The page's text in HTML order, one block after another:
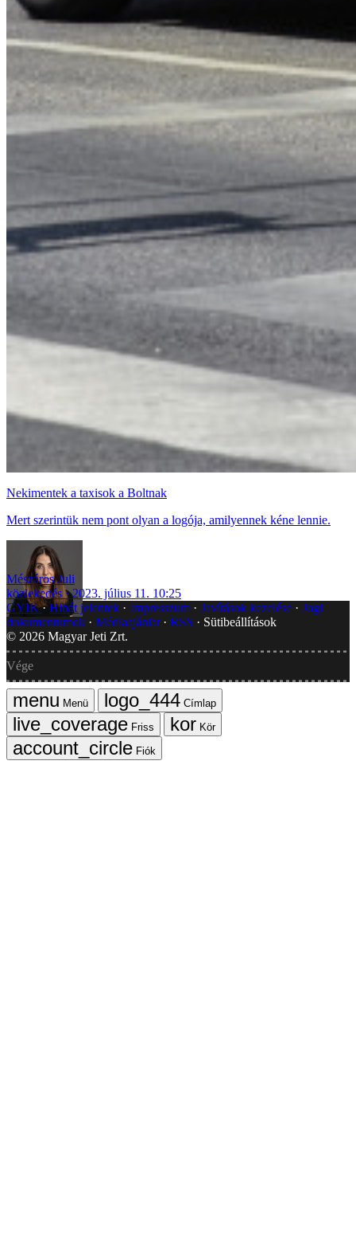
Nekimentek a taxisok a Boltnak
Mert szerintük nem pont olyan a logója, amilyennek kéne lennie.
Mészáros Juli
közlekedés
2023. július 11. 10:25
GYIK Hibát jelentek Impresszum Javítások kezelése
Jogi
dokumentumok
Médiaajánlat RSS
Sütibeállítások
© 2026 Magyar Jeti Zrt.
Vége
Menü
Címlap
Friss
Kör
Fiók